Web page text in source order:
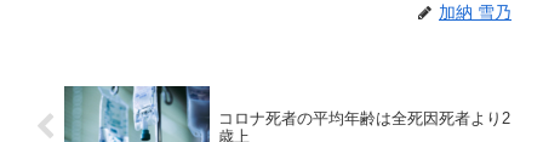
加納 雪乃
コロナ死者の平均年齢は全死因死者より2
歳上